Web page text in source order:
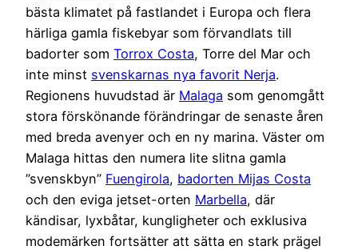
bästa klimatet på fastlandet i Europa och flera
härliga gamla fiskebyar som förvandlats till
badorter som Torrox Costa, Torre del Mar och
inte minst svenskarnas nya favorit Nerja.
Regionens huvudstad är Malaga som genomgått
stora förskönande förändringar de senaste åren
med breda avenyer och en ny marina. Väster om
Malaga hittas den numera lite slitna gamla
”svenskbyn” Fuengirola, badorten Mijas Costa
och den eviga jetset-orten Marbella, där
kändisar, lyxbåtar, kungligheter och exklusiva
modemärken fortsätter att sätta en stark prägel